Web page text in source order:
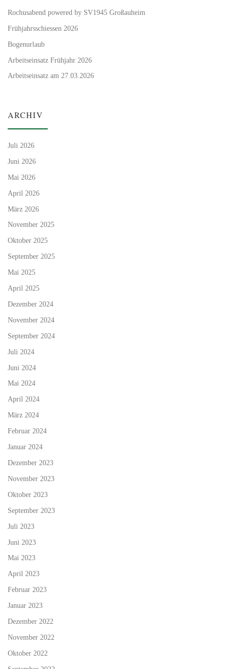
Rochusabend powered by SV1945 Großauheim
Frühjahrsschiessen 2026
Bogenurlaub
Arbeitseinsatz Frühjahr 2026
Arbeitseinsatz am 27.03.2026
ARCHIV
Juli 2026
Juni 2026
Mai 2026
April 2026
März 2026
November 2025
Oktober 2025
September 2025
Mai 2025
April 2025
Dezember 2024
November 2024
September 2024
Juli 2024
Juni 2024
Mai 2024
April 2024
März 2024
Februar 2024
Januar 2024
Dezember 2023
November 2023
Oktober 2023
September 2023
Juli 2023
Juni 2023
Mai 2023
April 2023
Februar 2023
Januar 2023
Dezember 2022
November 2022
Oktober 2022